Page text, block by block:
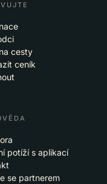
cesty
ceník
potíží s aplikací
se partnerem